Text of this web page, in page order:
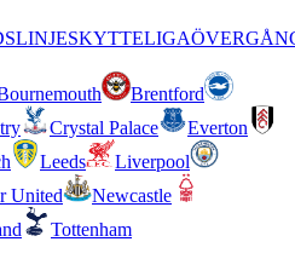
SKYTTELIGA
Brentford
Crystal Palace
Everton
Leeds
Liverpool
United
Newcastle
Tottenham